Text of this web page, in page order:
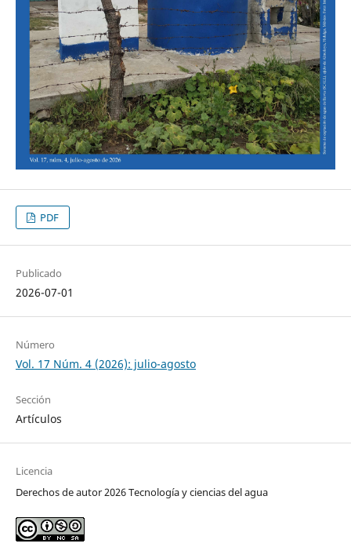
PDF
Publicado
2026-07-01
Número
Vol. 17 Núm. 4 (2026): julio-agosto
Sección
Artículos
Licencia
Derechos de autor 2026 Tecnología y ciencias del agua